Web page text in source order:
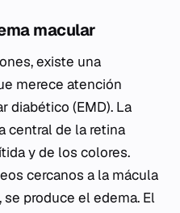
macular
existe una
merece atención
diabético (EMD). La
central de la retina
y de los colores.
cercanos a la mácula
produce el edema. El